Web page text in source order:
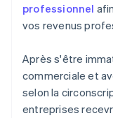
professionnel
vos revenus
Après s'être
commerciale et
selon la
entreprises